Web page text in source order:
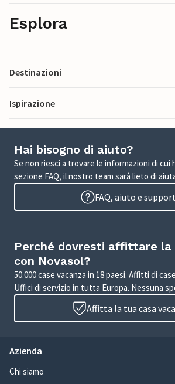
Esplora
Destinazioni
Ispirazione
Hai bisogno di aiuto?
Se non riesci a trovare le informazioni di cui
sezione FAQ, il nostro team sarà lieto di
FAQ, aiuto e
Perché dovresti affittare la
con Novasol?
50.000 case vacanza in 18 paesi. Affitti di
Uffici di servizio in tutta Europa. Nessuna
Affitta la tua casa
Azienda
Chi siamo